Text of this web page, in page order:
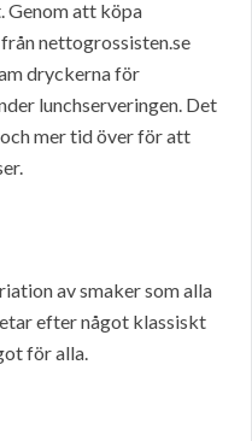
Genom att köpa
nettogrossisten.se
dryckerna för
lunchserveringen. Det
mer tid över för att
av smaker som alla
efter något klassiskt
för alla.